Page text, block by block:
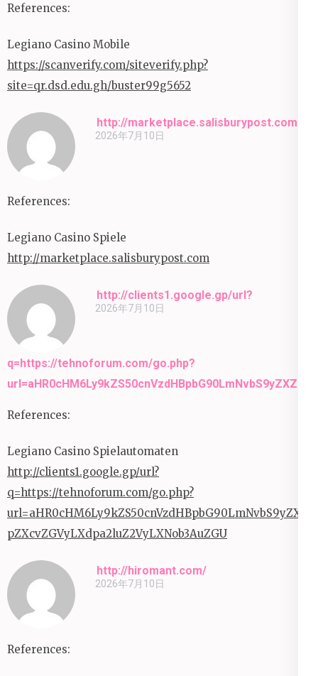
References:
Legiano Casino Mobile
https://scanverify.com/siteverify.php?
site=qr.dsd.edu.gh/buster99g5652
http://marketplace.salisburypost.com
2026年7月10日
References:
Legiano Casino Spiele
http://marketplace.salisburypost.com
http://clients1.google.gp/url?
q=https://tehnoforum.com/go.php?
2026年7月10日
References:
Legiano Casino Spielautomaten
http://clients1.google.gp/url?
q=https://tehnoforum.com/go.php?
url=aHR0cHM6Ly9kZS50cnVzdHBpbG90LmNvbS9yZXZ
pZXcvZGVyLXdpa2luZ2VyLXNob3AuZGU
http://hiromant.com/
2026年7月10日
References: